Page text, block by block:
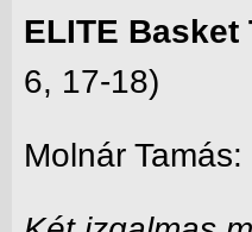
ELITE
6, 17-18)
Molnár Tamás: